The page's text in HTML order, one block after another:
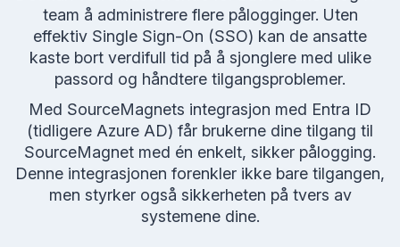
team å administrere flere pålogginger. Uten
effektiv Single Sign-On (SSO) kan de ansatte
kaste bort verdifull tid på å sjonglere med ulike
passord og håndtere tilgangsproblemer.
Med SourceMagnets integrasjon med Entra ID
(tidligere Azure AD) får brukerne dine tilgang til
SourceMagnet med én enkelt, sikker pålogging.
Denne integrasjonen forenkler ikke bare tilgangen,
men styrker også sikkerheten på tvers av
systemene dine.